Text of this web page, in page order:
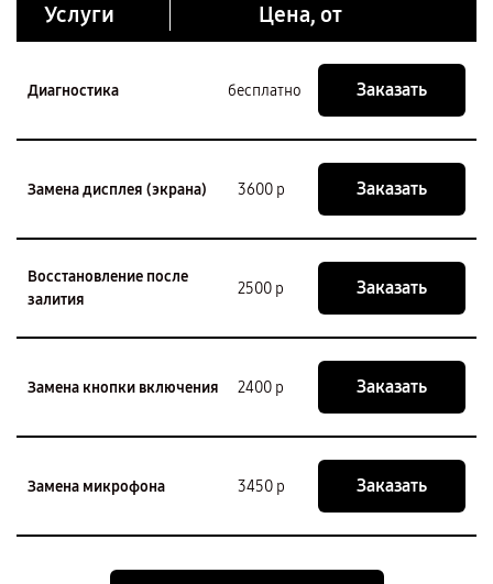
Услуги Цена, от
Диагностика бесплатно Заказать
Замена дисплея (экрана) 3600 р Заказать
Восстановление после
залития
2500 р Заказать
Замена кнопки включения 2400 р Заказать
Замена микрофона 3450 р Заказать